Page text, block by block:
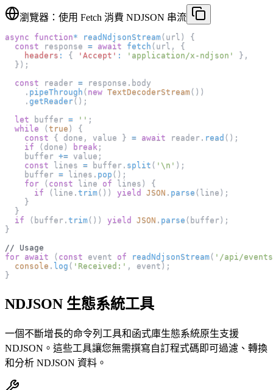
瀏覽器：使用 Fetch 消費 NDJSON 串流
async function* readNdjsonStream( url )
{
const response = await fetch ( url ,
{
headers : { 'Accept' : 'application/x-ndjson' } ,
} ) ;
const reader = response . body
. pipeThrough ( new TextDecoderStream( ) )
. getReader( ) ;
let buffer = '' ;
while
(true )
{
const
{ done , value } = await reader . read ( ) ;
if
( done ) break ;
    buffer
+= value ;
const lines = buffer . split ( '\n' ) ;
    buffer
= lines . pop ( ) ;
for
( const line of lines )
{
if
( line . trim( ) ) yield JSON . parse ( line ) ;
}
}
if
( buffer . trim( ) ) yield JSON . parse ( buffer) ;
}
// Usage
for await ( const event of readNdjsonStream( '/api/
console . log ( 'Received:' , event ) ;
}
NDJSON 生態系統工具
一個不斷增長的命令列工具和函式庫生態系統原生支援
NDJSON。這些工具讓您無需撰寫自訂程式碼即可過濾、轉換
和分析 NDJSON 資料。